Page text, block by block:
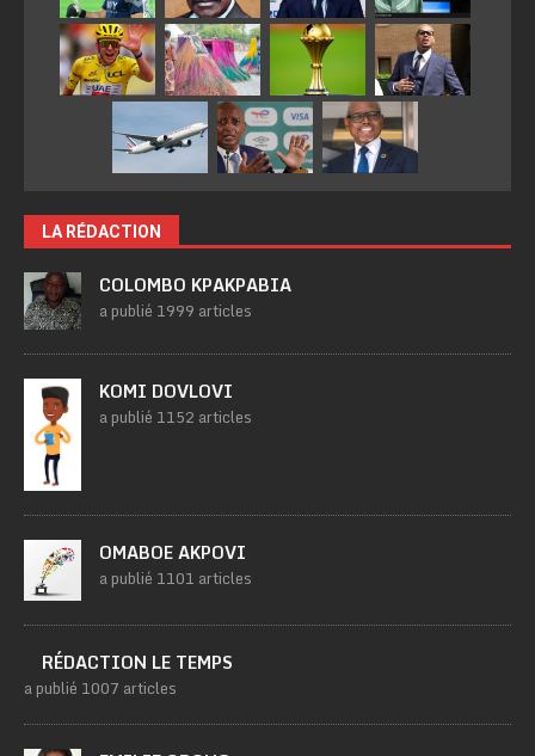
LA RÉDACTION
COLOMBO KPAKPABIA
a publié 1999 articles
KOMI DOVLOVI
a publié 1152 articles
OMABOE AKPOVI
a publié 1101 articles
RÉDACTION LE TEMPS
a publié 1007 articles